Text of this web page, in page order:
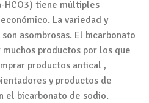
HCO3) tiene múltiples
La variedad y
asombrosas. El bicarbonato
productos por los que
productos antical ,
y productos de
el bicarbonato de sodio.